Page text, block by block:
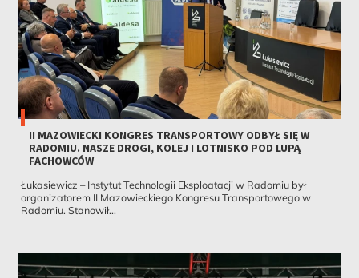
II MAZOWIECKI KONGRES TRANSPORTOWY ODBYŁ SIĘ W
RADOMIU. NASZE DROGI, KOLEJ I LOTNISKO POD LUPĄ
FACHOWCÓW
Łukasiewicz – Instytut Technologii Eksploatacji w Radomiu był
organizatorem II Mazowieckiego Kongresu Transportowego w
Radomiu. Stanowił...